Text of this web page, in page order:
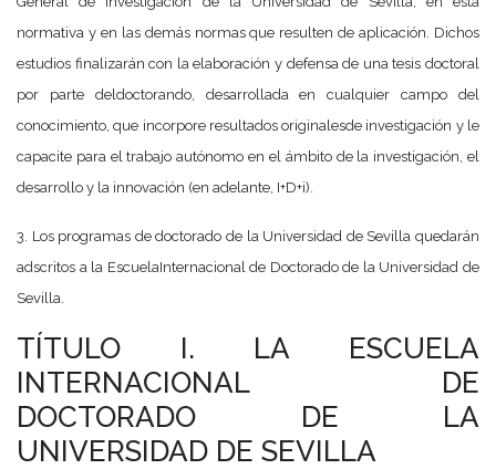
normativa y en las demás normas que resulten de aplicación. Dichos
estudios finalizarán con la elaboración y defensa de una tesis doctoral
por parte deldoctorando, desarrollada en cualquier campo del
conocimiento, que incorpore resultados originalesde investigación y le
capacite para el trabajo autónomo en el ámbito de la investigación, el
desarrollo y la innovación (en adelante, I+D+i).
3. Los programas de doctorado de la Universidad de Sevilla quedarán
adscritos a la EscuelaInternacional de Doctorado de la Universidad de
Sevilla.
TÍTULO I. LA ESCUELA
INTERNACIONAL DE
DOCTORADO DE LA
UNIVERSIDAD DE SEVILLA